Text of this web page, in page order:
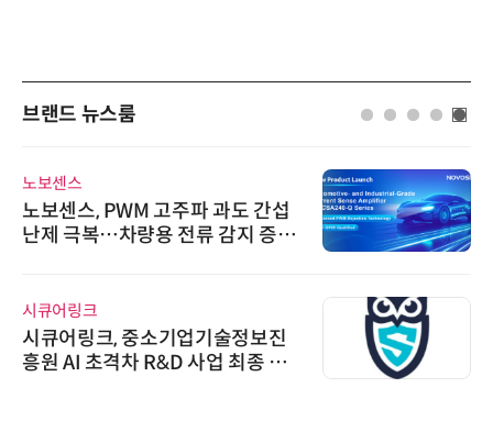
브랜드 뉴스룸
노보센스
노보센스, PWM 고주파 과도 간섭
난제 극복…차량용 전류 감지 증폭
시큐어링크
시큐어링크, 중소기업기술정보진
흥원 AI 초격차 R&D 사업 최종 선